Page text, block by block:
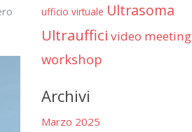
ufficio virtuale Ultrasoma
Ultrauffici video meeting
workshop
Archivi
Marzo 2025